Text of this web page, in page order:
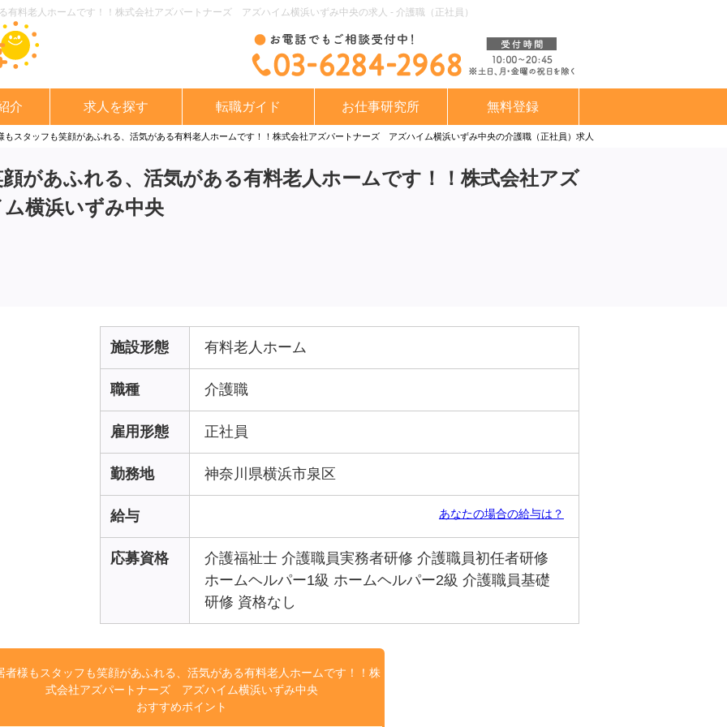
有料老人ホームです！！株式会社アズパートナーズ アズハイム横浜いずみ中央の求人 - 介護職（正社員）
介 求人を探す 転職ガイド お仕事研究所 無料登録
もスタッフも笑顔があふれる、活気がある有料老人ホームです！！株式会社アズパートナーズ アズハイム横浜いずみ中央の介護職（正社員）求人
があふれる、活気がある有料老人ホームです！！株式会社アズ
横浜いずみ中央
施設形態 有料老人ホーム
職種 介護職
雇用形態 正社員
勤務地 神奈川県横浜市泉区
給与 あなたの場合の給与は？
応募資格
介護福祉士 介護職員実務者研修 介護職員初任者研修
ホームヘルパー1級 ホームヘルパー2級 介護職員基礎
研修 資格なし
者様もスタッフも笑顔があふれる、活気がある有料老人ホームです！！株
式会社アズパートナーズ アズハイム横浜いずみ中央
おすすめポイント